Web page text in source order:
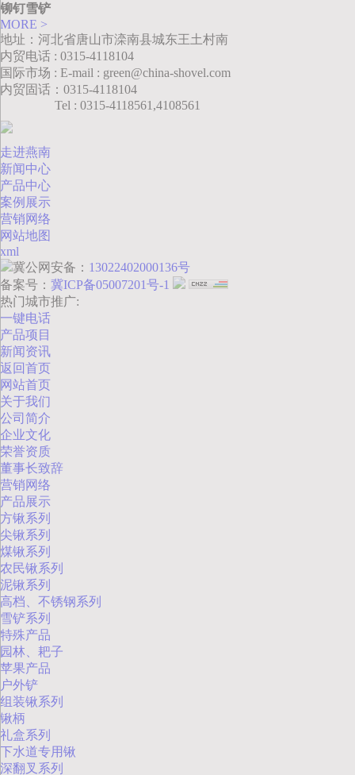
铆钉雪铲
MORE >
地址：河北省唐山市滦南县城东王土村南
内贸电话 : 0315-4118104
国际市场 : E-mail : green@china-shovel.com
内贸固话：0315-4118104
Tel : 0315-4118561,4108561
走进燕南
新闻中心
产品中心
案例展示
营销网络
网站地图
xml
冀公网安备： 13022402000136号
备案号： 冀ICP备05007201号-1
热门城市推广:
一键电话
产品项目
新闻资讯
返回首页
网站首页
关于我们
公司简介
企业文化
荣誉资质
董事长致辞
营销网络
产品展示
方锹系列
尖锹系列
煤锹系列
农民锹系列
泥锹系列
高档、不锈钢系列
雪铲系列
特殊产品
园林、耙子
苹果产品
户外铲
组装锹系列
锹柄
礼盒系列
下水道专用锹
深翻叉系列